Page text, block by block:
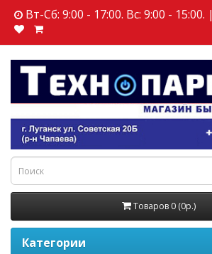
Вт-Сб: 9:00 - 17:00. Вс: 9:00 - 15:00. |
Товаров 0 (0р.)
Категории